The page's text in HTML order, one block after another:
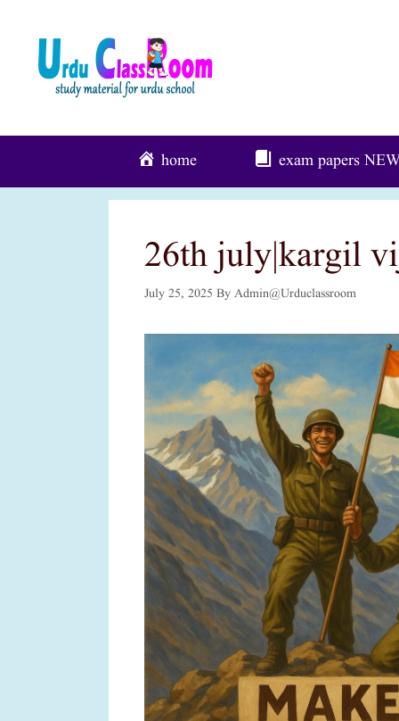
Content
home exam papers
26th july|kargil
July 25, 2025 By Admin@urduclassroom